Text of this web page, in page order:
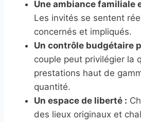
Une ambiance familiale
Les invités se sentent
concernés et impliqués.
Un contrôle budgétaire
couple peut privilégier la
prestations haut de
quantité.
Un espace de liberté :
des lieux originaux et